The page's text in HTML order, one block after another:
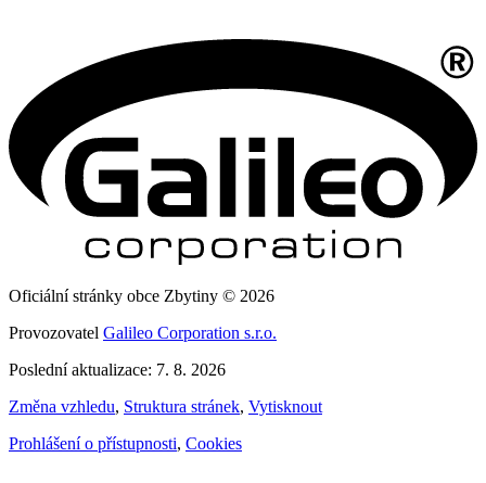
Oficiální stránky obce Zbytiny © 2026
Provozovatel Galileo Corporation s.r.o.
Poslední aktualizace: 7. 8. 2026
Změna vzhledu, Struktura stránek, Vytisknout
Prohlášení o přístupnosti, Cookies